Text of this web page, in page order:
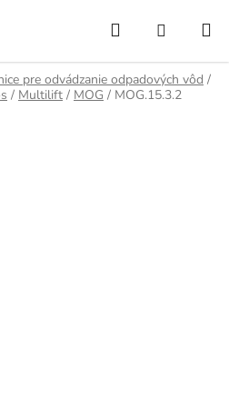
Hľadať
KOŠÍK
pre odvádzanie odpadových vôd /
/ Multilift / MOG / MOG.15.3.2